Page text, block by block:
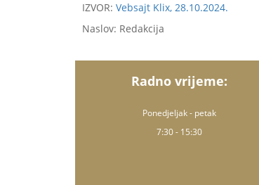
IZVOR: Vebsajt Klix, 28.10.2024.
Naslov: Redakcija
Radno vrijeme:
Ponedjeljak - petak
7:30 - 15:30